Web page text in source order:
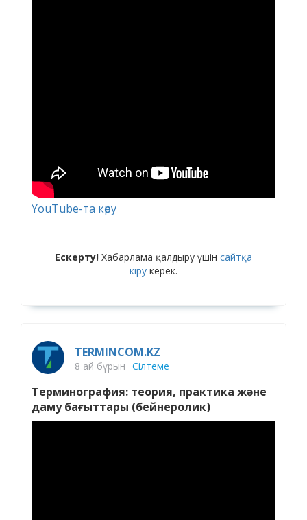
YouTube-та көру
Ескерту! Хабарлама қалдыру үшін сайтқа
кіру керек.
TERMINCOM.KZ
8 ай бұрын Сілтеме
Терминография: теория, практика және
даму бағыттары (бейнеролик)